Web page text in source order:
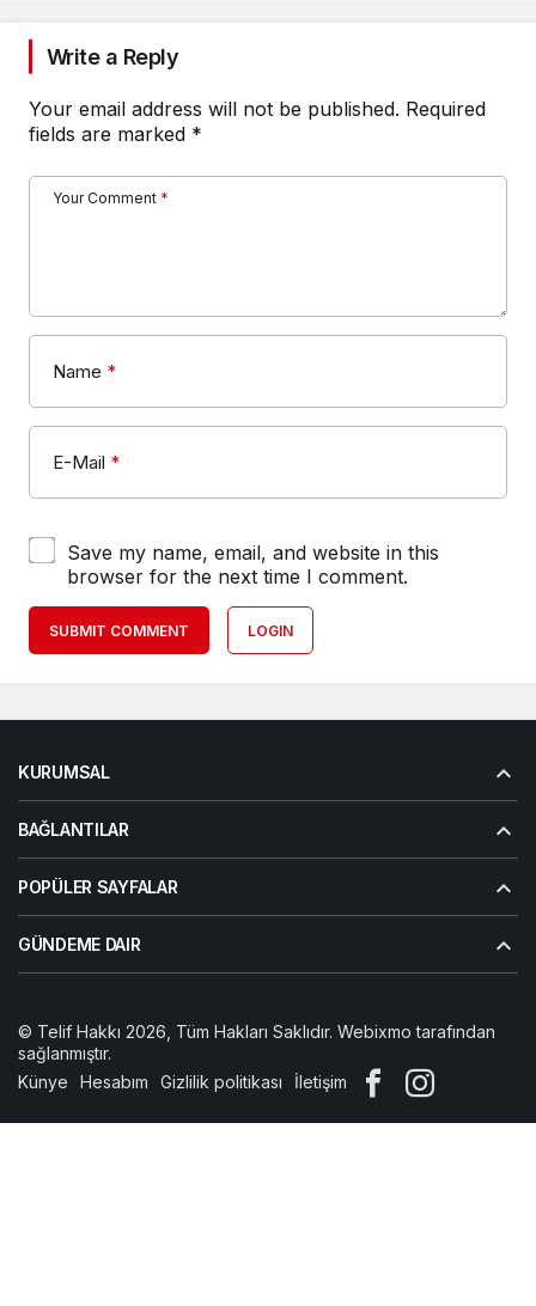
Write a Reply
Your email address will not be published. Required
fields are marked *
Your Comment *
Name *
E-Mail *
Save my name, email, and website in this
browser for the next time I comment.
SUBMIT COMMENT LOGIN
KURUMSAL
BAĞLANTILAR
POPÜLER SAYFALAR
GÜNDEME DAIR
© Telif Hakkı 2026, Tüm Hakları Saklıdır. Webixmo tarafından
sağlanmıştır.
Künye
Hesabım Gizlilik politikası İletişim